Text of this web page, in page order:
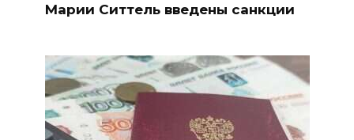
Марии Ситтель введены санкции